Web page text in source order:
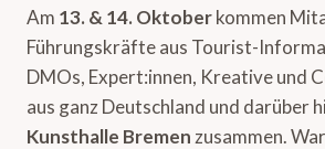
Am 13. & 14. Oktoberkommen
Führungskräfte aus Tourist-
DMOs, Expert:innen, Kreative und
aus ganz Deutschland und darüber
Kunsthalle Bremen zusammen.